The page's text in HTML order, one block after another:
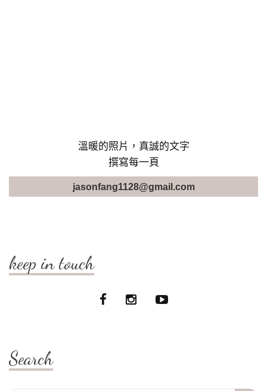
溫暖的照片，真誠的文字
撰寫每一頁
jasonfang1128@gmail.com
keep in touch
Search